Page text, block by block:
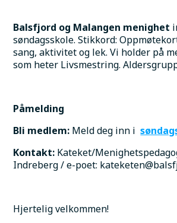
Balsfjord og Malangen menighet
søndagsskole. Stikkord:
sang, aktivitet og lek. Vi holder på
som heter Livsmestring.
Påmelding
Bli medlem: Meld deg inn i
Kontakt: Kateket/
Indreberg / e-poet:
Hjertelig velkommen!